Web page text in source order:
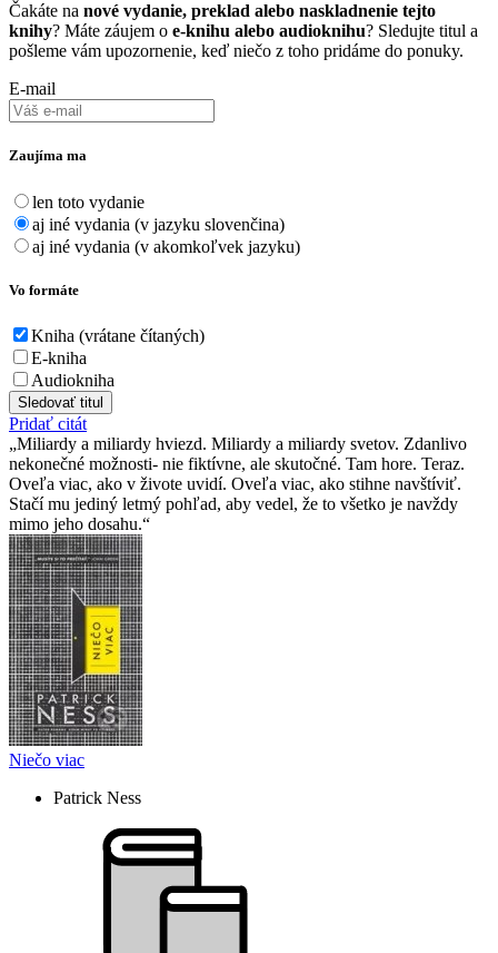
Čakáte na nové vydanie, preklad alebo naskladnenie tejto
knihy? Máte záujem o e-knihu alebo audioknihu? Sledujte titul a
pošleme vám upozornenie, keď niečo z toho pridáme do ponuky.
E-mail
Zaujíma ma
len toto vydanie
aj iné vydania (v jazyku slovenčina)
aj iné vydania (v akomkoľvek jazyku)
Vo formáte
Kniha (vrátane čítaných)
E-kniha
Audiokniha
Sledovať titul
Pridať citát
Miliardy a miliardy hviezd. Miliardy a miliardy svetov. Zdanlivo
nekonečné možnosti- nie fiktívne, ale skutočné. Tam hore. Teraz.
Oveľa viac, ako v živote uvidí. Oveľa viac, ako stihne navštíviť.
Stačí mu jediný letmý pohľad, aby vedel, že to všetko je navždy
mimo jeho dosahu.
Niečo viac
Patrick Ness